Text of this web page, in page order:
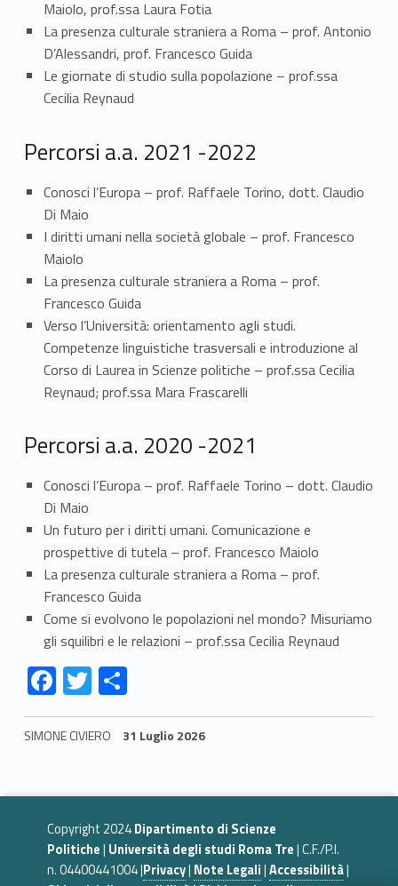
a
s
e
r
s
l
i
’
o
i
e
n
a
m
n
Maiolo, prof.ssa Laura Fotia
La presenza culturale straniera a Roma – prof. Antonio
D’Alessandri, prof. Francesco Guida
Le giornate di studio sulla popolazione – prof.ssa
Cecilia Reynaud
Percorsi a.a. 2021 -2022
Conosci l’Europa – prof. Raffaele Torino, dott. Claudio
Di Maio
I diritti umani nella società globale – prof. Francesco
Maiolo
La presenza culturale straniera a Roma – prof.
Francesco Guida
Verso l’Università: orientamento agli studi.
Competenze linguistiche trasversali e introduzione al
Corso di Laurea in Scienze politiche – prof.ssa Cecilia
Reynaud; prof.ssa Mara Frascarelli
Percorsi a.a. 2020 -2021
Conosci l’Europa – prof. Raffaele Torino – dott. Claudio
Di Maio
Un futuro per i diritti umani. Comunicazione e
prospettive di tutela – prof. Francesco Maiolo
La presenza culturale straniera a Roma – prof.
Francesco Guida
Come si evolvono le popolazioni nel mondo? Misuriamo
gli squilibri e le relazioni – prof.ssa Cecilia Reynaud
Link identifier #identifier__180697-2
F
ac
e
o
o
k
Link identifier #identifier__26062-3 T
w
itt
Link identifier #identifier__106259-4 C
o
n
vi
di
SIMONE CIVIERO 31 Luglio 2026
Copyright 2024Dipartimento di Scienze
Politiche| Università degli studi Roma Tre| C.F./P.I.
n. 04400441004 |Privacy| Note Legali|Accessibilità|